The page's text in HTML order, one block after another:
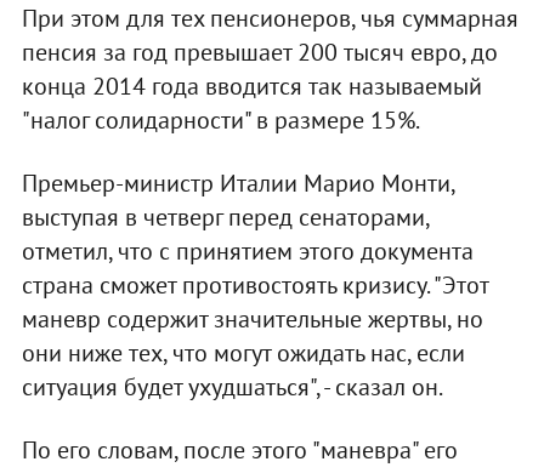
При этом для тех пенсионеров, чья суммарная
пенсия за год превышает 200 тысяч евро, до
конца 2014 года вводится так называемый
"налог солидарности" в размере 15%.
Премьер-министр Италии Марио Монти,
выступая в четверг перед сенаторами,
отметил, что с принятием этого документа
страна сможет противостоять кризису. "Этот
маневр содержит значительные жертвы, но
они ниже тех, что могут ожидать нас, если
ситуация будет ухудшаться", - сказал он.
По его словам, после этого "маневра" его